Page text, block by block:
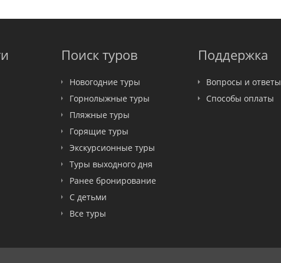
Поиск туров
Новогодние туры
Горнолыжные туры
Пляжные туры
Горящие туры
Экскурсионные туры
Туры выходного дня
Ранее бронирование
С детьми
Все туры
Поддержка
Вопросы и ответы
Способы оплаты